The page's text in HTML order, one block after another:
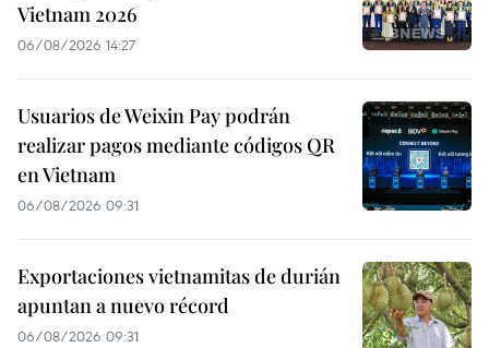
Vietnam 2026
06/08/2026 14:27
Usuarios de Weixin Pay podrán
realizar pagos mediante códigos QR
en Vietnam
06/08/2026 09:31
Exportaciones vietnamitas de durián
apuntan a nuevo récord
06/08/2026 09:31